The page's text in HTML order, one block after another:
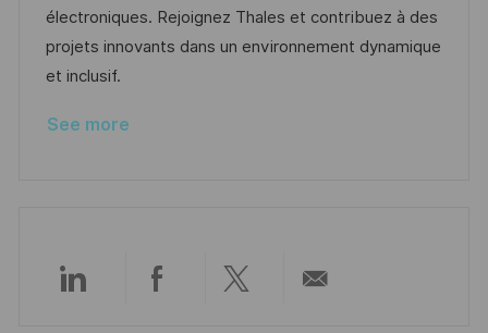
i
o
n
e
d
D
t
d
e
g
o
y
électroniques. Rejoignez Thales et contribuez à des
projets innovants dans un environnement dynamique
et inclusif.
See more
Share
Share Share